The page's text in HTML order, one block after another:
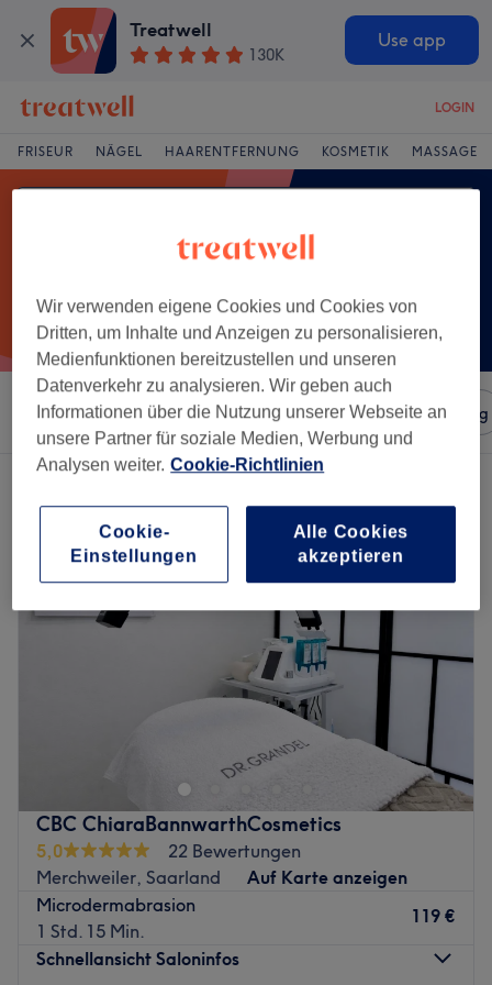
Treatwell
130K
Use app
LOGIN
FRISEUR NÄGEL HAARENTFERNUNG KOSMETIK MASSAGE
Sortieren nach Salons Expressangebote Bewertung
Ein Salon, der anbietet:
CBC ChiaraBannwarthCosmetics
5,0
22 Bewertungen
Merchweiler, Saarland
Auf Karte anzeigen
Microdermabrasion
1 Std. 15 Min.
119 €
Schnellansicht Saloninfos
Wir verwenden eigene Cookies und Cookies von
Dritten, um Inhalte und Anzeigen zu personalisieren,
Medienfunktionen bereitzustellen und unseren
Datenverkehr zu analysieren. Wir geben auch
Informationen über die Nutzung unserer Webseite an
unsere Partner für soziale Medien, Werbung und
Analysen weiter. Cookie-Richtlinien
Cookie-
Einstellungen
Alle Cookies
akzeptieren